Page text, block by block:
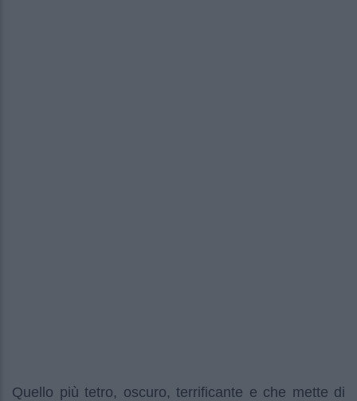
Quello più tetro, oscuro, terrificante e che mette di